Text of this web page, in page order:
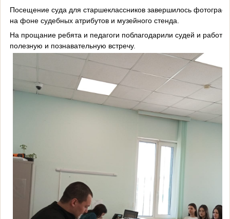
Посещение суда для старшеклассников завершилось
на фоне судебных атрибутов и музейного стенда.
На прощание ребята и педагоги поблагодарили судей и
полезную и познавательную встречу.